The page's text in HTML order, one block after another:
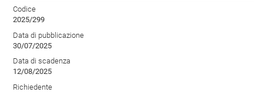
Codice
2025/299
Data di pubblicazione
30/07/2025
Data di scadenza
12/08/2025
Richiedente